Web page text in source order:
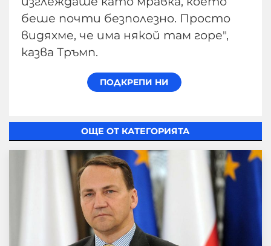
беше почти безполезно. Просто
видяхме, че има някой там горе",
казва Тръмп.
ОЩЕ ОТ КАТЕГОРИЯТА